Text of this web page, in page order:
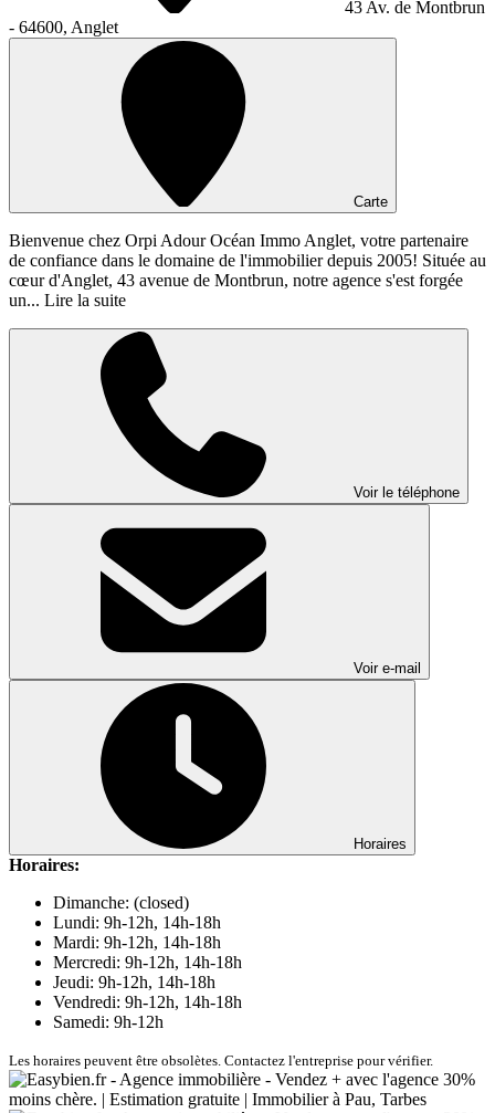
43 Av. de Montbrun
- 64600, Anglet
Carte
Bienvenue chez Orpi Adour Océan Immo Anglet, votre partenaire
de confiance dans le domaine de l'immobilier depuis 2005! Située au
cœur d'Anglet, 43 avenue de Montbrun, notre agence s'est forgée
un... Lire la suite
Voir le téléphone
Voir e-mail
Horaires
Horaires:
Dimanche: (closed)
Lundi: 9h-12h, 14h-18h
Mardi: 9h-12h, 14h-18h
Mercredi: 9h-12h, 14h-18h
Jeudi: 9h-12h, 14h-18h
Vendredi: 9h-12h, 14h-18h
Samedi: 9h-12h
Les horaires peuvent être obsolètes. Contactez l'entreprise pour vérifier.